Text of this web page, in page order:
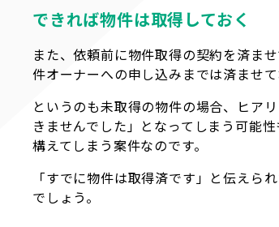
できれば物件は取得しておく
また、依頼前に物件取得の契約を済ま
件オーナーへの申し込みまでは済ませて
というのも未取得の物件の場合、ヒア
きませんでした」となってしまう可能
構えてしまう案件なのです。
「すでに物件は取得済です」と伝えら
でしょう。